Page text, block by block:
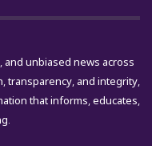
and unbiased news across
transparency, and integrity,
that informs, educates,